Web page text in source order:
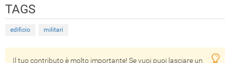
TAGS
edificio militari
Il tuo contributo è molto importante! Se vuoi puoi lasciare un